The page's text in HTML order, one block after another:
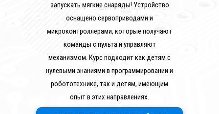
запускать мягкие снаряды! Устройство
оснащено сервоприводами и
микроконтроллерами, которые получают
команды с пульта и управляют
механизмом. Курс подходит как детям с
нулевыми знаниями в программировании и
робототехнике, так и детям, имеющим
опыт в этих направлениях.